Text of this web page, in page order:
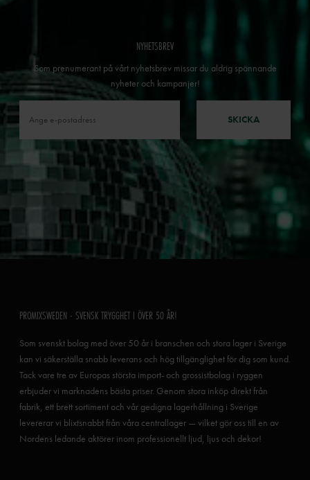
NYHETSBREV
Som prenumerant på vårt nyhetsbrev missar du aldrig spännande
nyheter och kampanjer!
SKICKA
PROMIXSWEDEN - SVENSK TRYGGHET I ÖVER 50 ÅR!
Som svenskt bolag med över 50 år i branschen och stora lager i Sverige
kan vi säkerställa snabb leverans och hög tillgänglighet för dig som kund.
Tack vare tre av Europas största import- och grossistbolag i ryggen
erbjuder vi marknadens bästa priser. Genom stora inköp direkt från
fabrik, ett brett sortiment och vår gedigna lagerhållning i Sverige
levererar vi blixtsnabbt från våra centrallager — vilket gör oss till en av
Nordens ledande aktörer inom professionellt ljud, ljus och dekor!